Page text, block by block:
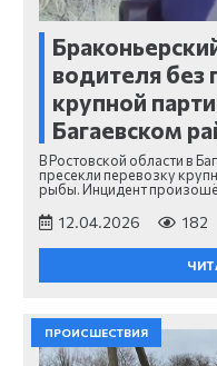
водителя без
крупной
Багаевском
В Ростовской области в
пресекли перевозку
рыбы. Инцидент
12.04.2026 182
ПРОИСШЕСТВИЯ